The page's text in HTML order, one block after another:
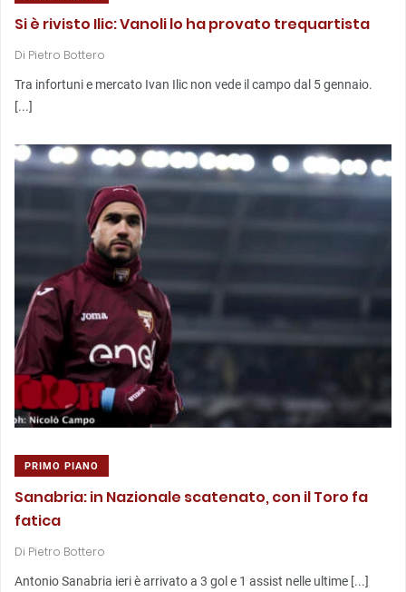
Si è rivisto Ilic: Vanoli lo ha provato trequartista
Di Pietro Bottero
Tra infortuni e mercato Ivan Ilic non vede il campo dal 5 gennaio.
[...]
PRIMO PIANO
Sanabria: in Nazionale scatenato, con il Toro fa
fatica
Di Pietro Bottero
Antonio Sanabria ieri è arrivato a 3 gol e 1 assist nelle ultime [...]